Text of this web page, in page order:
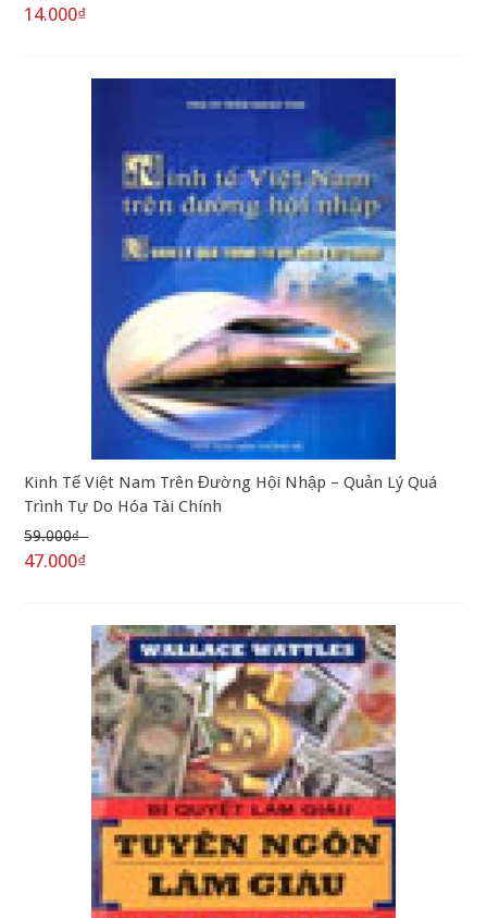
14.000₫
Kinh Tế Việt Nam Trên Đường Hội Nhập – Quản Lý Quá
Trình Tự Do Hóa Tài Chính
59.000₫
47.000₫